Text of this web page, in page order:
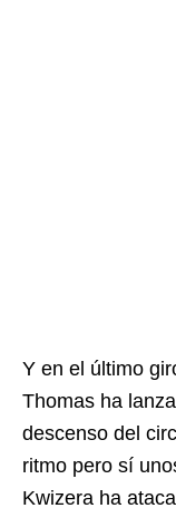
Y en el último
Thomas ha
descenso del
ritmo pero sí
Kwizera ha